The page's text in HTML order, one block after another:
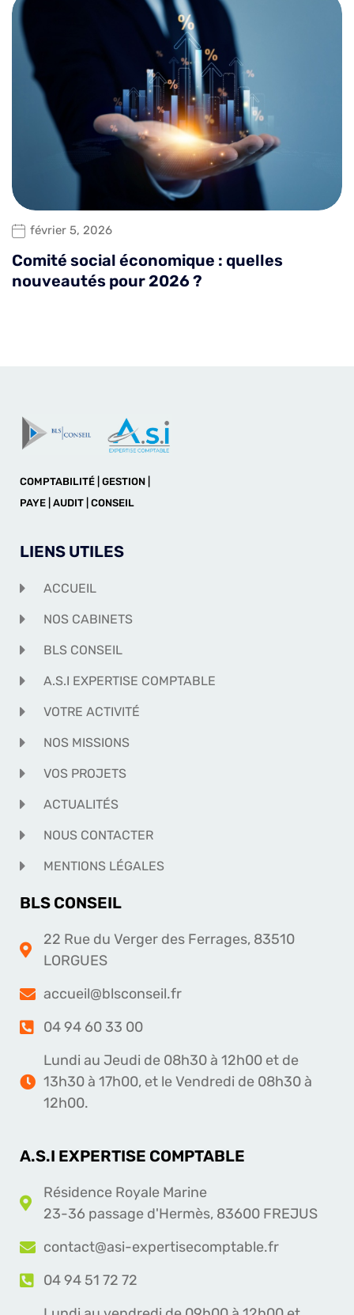
février 5, 2026
Comité social économique : quelles
nouveautés pour 2026 ?
COMPTABILITÉ | GESTION |
PAYE | AUDIT | CONSEIL
LIENS UTILES
ACCUEIL
NOS CABINETS
BLS CONSEIL
A.S.I EXPERTISE COMPTABLE
VOTRE ACTIVITÉ
NOS MISSIONS
VOS PROJETS
ACTUALITÉS
NOUS CONTACTER
MENTIONS LÉGALES
BLS CONSEIL
22 Rue du Verger des Ferrages, 83510
LORGUES
accueil@blsconseil.fr
04 94 60 33 00
Lundi au Jeudi de 08h30 à 12h00 et de
13h30 à 17h00, et le Vendredi de 08h30 à
12h00.
A.S.I EXPERTISE COMPTABLE
Résidence Royale Marine
23-36 passage d'Hermès, 83600 FREJUS
contact@asi-expertisecomptable.fr
04 94 51 72 72